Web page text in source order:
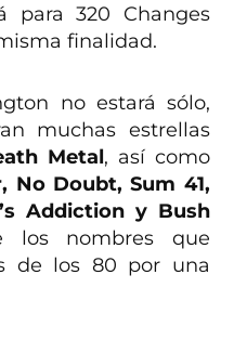
para 320 Changes
finalidad.
no estará sólo,
muchas estrellas
Metal, así como
No Doubt, Sum 41,
Addiction y Bush
los nombres que
de los 80 por una